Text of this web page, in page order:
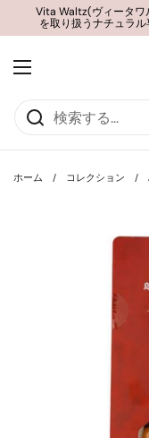
コンテンツへスキップ
Vita Waltz(ヴィータワ
を取り扱うナチュラ
メニューを開く
ホーム / コレクション /